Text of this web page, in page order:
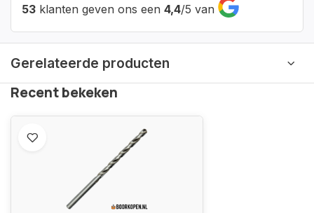
53 klanten geven ons een 4,4/5 van
Gerelateerde producten
Recent bekeken